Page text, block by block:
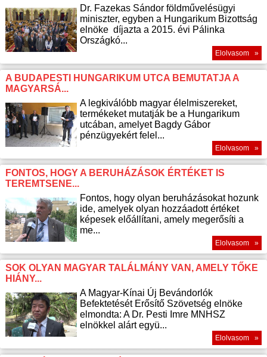
Dr. Fazekas Sándor földművelésügyi
miniszter, egyben a Hungarikum Bizottság
elnöke díjazta a 2015. évi Pálinka
Országkó...
Elolvasom »
A BUDAPESTI HUNGARIKUM UTCA BEMUTATJA A
MAGYARSÁ...
A legkiválóbb magyar élelmiszereket,
termékeket mutatják be a Hungarikum
utcában, amelyet Bagdy Gábor
pénzügyekért felel...
Elolvasom »
FONTOS, HOGY A BERUHÁZÁSOK ÉRTÉKET IS
TEREMTSENE...
Fontos, hogy olyan beruházásokat hozunk
ide, amelyek olyan hozzáadott értéket
képesek előállítani, amely megerősíti a
me...
Elolvasom »
SOK OLYAN MAGYAR TALÁLMÁNY VAN, AMELY TŐKE
HIÁNY...
A Magyar-Kínai Új Bevándorlók
Befektetését Erősítő Szövetség elnöke
elmondta: A Dr. Pesti Imre MNHSZ
elnökkel alárt együ...
Elolvasom »